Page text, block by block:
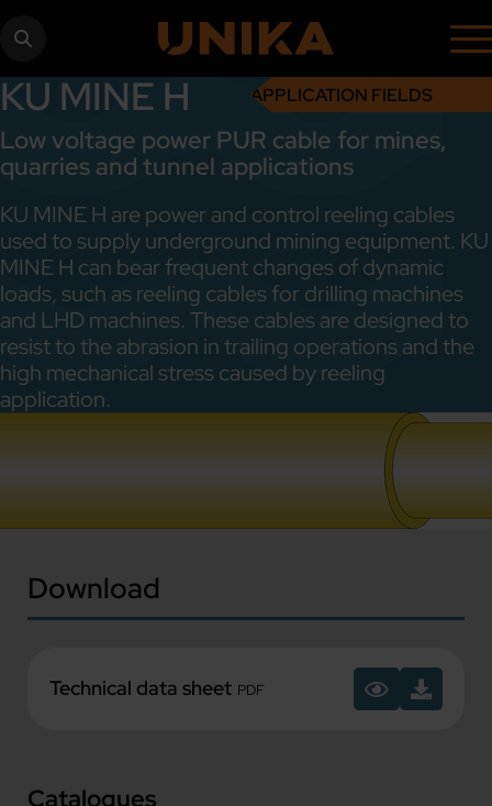
APPLICATION FIELDS
KU MINE H
Low voltage power PUR cable for mines,
quarries and tunnel applications
KU MINE H are power and control reeling cables
used to supply underground mining equipment. KU
MINE H can bear frequent changes of dynamic
loads, such as reeling cables for drilling machines
and LHD machines. These cables are designed to
resist to the abrasion in trailing operations and the
high mechanical stress caused by reeling
application.
Download
Technical data sheet PDF
Catalogues